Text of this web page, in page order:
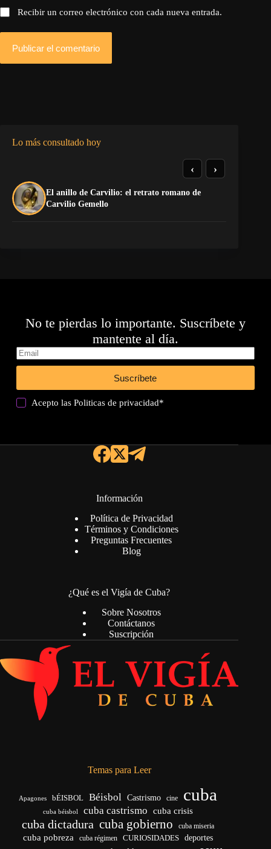
Recibir un correo electrónico con cada nueva entrada.
Publicar el comentario
Lo más consultado hoy
El anillo de Carvilio: el retrato romano de
Carvilio Gemello
‹ ›
No te pierdas lo importante. Suscríbete y
mantente al día.
Suscríbete
Acepto lasPoliticas de privacidad*
Información
Política de Privacidad
Términos y Condiciones
Preguntas Frecuentes
Blog
¿Qué es el Vigía de Cuba?
Sobre Nosotros
Contáctanos
Suscripción
Temas para Leer
Apagones bÉISBOL Béisbol Castrismo cine cuba
cuba béisbol cuba castrismo cuba crisis
cuba dictadura cuba gobierno cuba miseria
cuba pobreza cuba régimen CURIOSIDADES deportes